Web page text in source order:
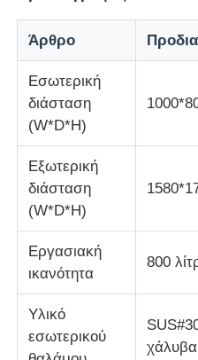
Εξοπλισμός δοκιμής
Εξοπλισμός δοκιμής
Εξοπλισμός δοκιμής
μηχανή δοκιμής
Ελεγκτής θερμοκρασίας
ελεγκτής σκληρότητας
Άρθρο
Εσωτερική
διάσταση
(W*D*H)
Εξωτερική
διάσταση
(W*D*H)
Εργασιακή
ικανότητα
800
Υλικό
εσωτερικού
χάλυβα